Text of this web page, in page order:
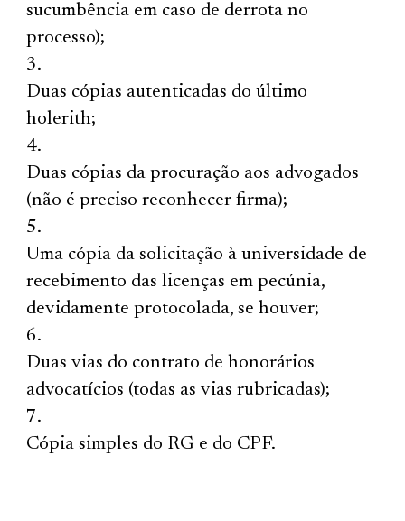
sucumbência em caso de derrota no
processo);
Duas cópias autenticadas do último
holerith;
Duas cópias da procuração aos advogados
(não é preciso reconhecer firma);
Uma cópia da solicitação à universidade de
recebimento das licenças em pecúnia,
devidamente protocolada, se houver;
Duas vias do contrato de honorários
advocatícios (todas as vias rubricadas);
Cópia simples do RG e do CPF.